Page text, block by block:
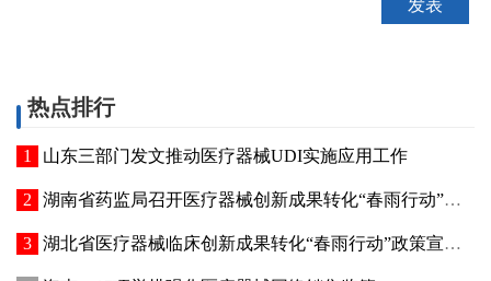
热点排行
山东三部门发文推动医疗器械UDI实施应用工作
湖南省药监局召开医疗器械创新成果转化“春雨行动”推进会
湖北省医疗器械临床创新成果转化“春雨行动”政策宣讲暨首批临床创新成果供需对接会在武汉举办